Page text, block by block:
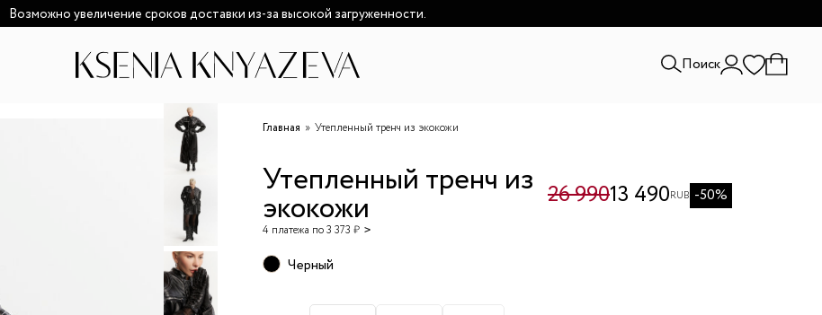
Возможно увеличение сроков доставки из-за высокой загруженности.
Поиск
Главная Утепленный тренч из экокожи
Утепленный тренч из
экокожи
4 платежа по 3 373 ₽
26 99013 490RUB -50%
Черный